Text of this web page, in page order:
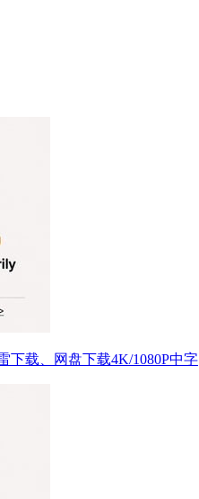
下载、网盘下载4K/1080P中字